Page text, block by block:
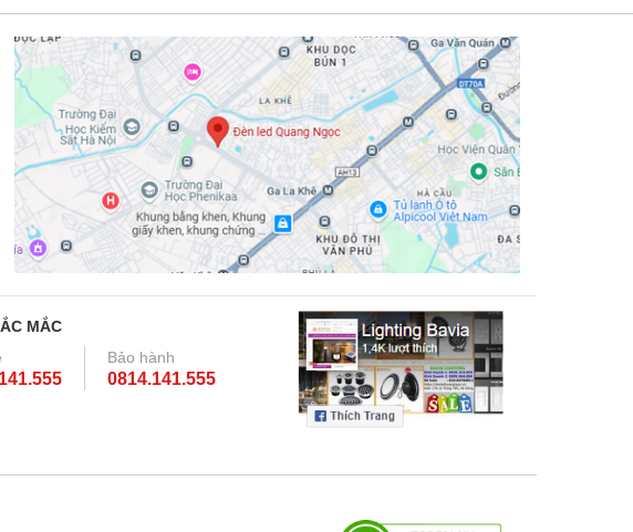
MẮC
Bảo hành
0814.141.555